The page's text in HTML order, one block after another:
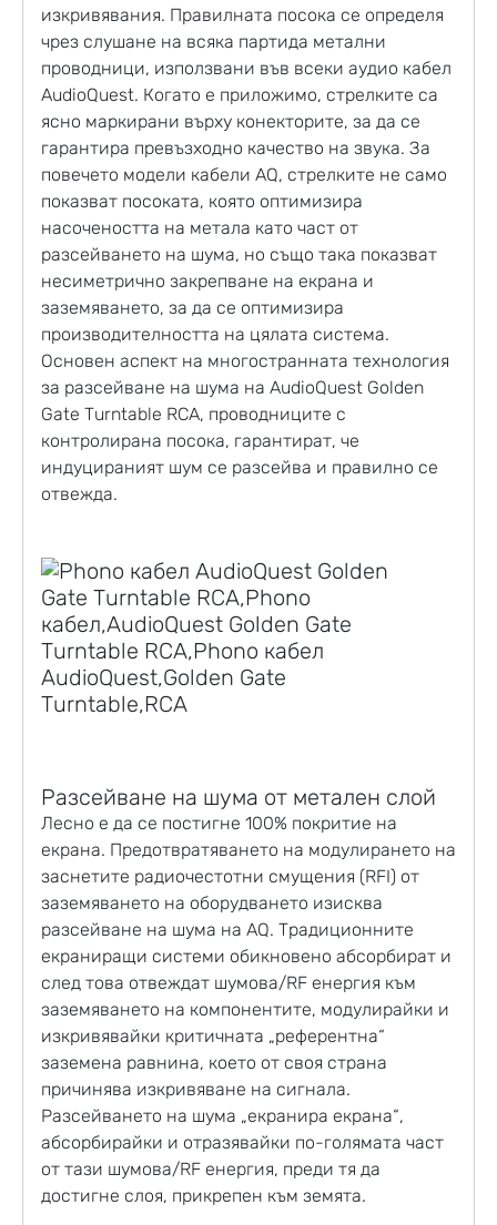
изкривявания. Правилната посока се определя
чрез слушане на всяка партида метални
проводници, използвани във всеки аудио кабел
AudioQuest. Когато е приложимо, стрелките са
ясно маркирани върху конекторите, за да се
гарантира превъзходно качество на звука. За
повечето модели кабели AQ, стрелките не само
показват посоката, която оптимизира
насочеността на метала като част от
разсейването на шума, но също така показват
несиметрично закрепване на екрана и
заземяването, за да се оптимизира
производителността на цялата система.
Основен аспект на многостранната технология
за разсейване на шума на AudioQuest Golden
Gate Turntable RCA, проводниците с
контролирана посока, гарантират, че
индуцираният шум се разсейва и правилно се
отвежда.
Разсейване на шума от метален слой
Лесно е да се постигне 100% покритие на
екрана. Предотвратяването на модулирането на
заснетите радиочестотни смущения (RFI) от
заземяването на оборудването изисква
разсейване на шума на AQ. Традиционните
екраниращи системи обикновено абсорбират и
след това отвеждат шумова/RF енергия към
заземяването на компонентите, модулирайки и
изкривявайки критичната „референтна“
заземена равнина, което от своя страна
причинява изкривяване на сигнала.
Разсейването на шума „екранира екрана“,
абсорбирайки и отразявайки по-голямата част
от тази шумова/RF енергия, преди тя да
достигне слоя, прикрепен към земята.